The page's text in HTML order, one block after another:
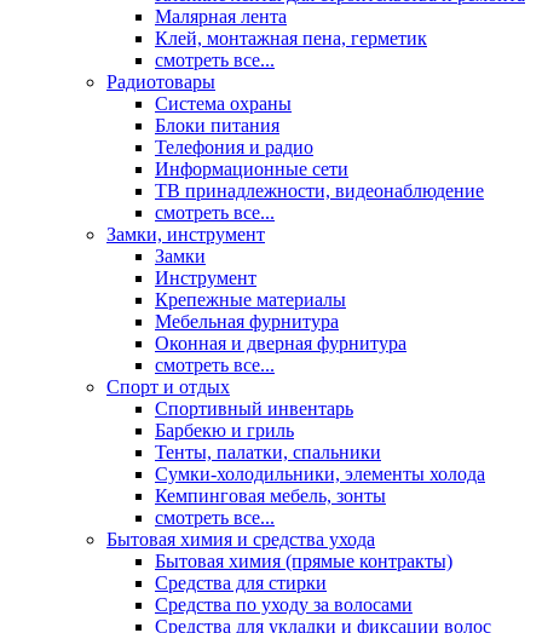
Малярная лента
Клей, монтажная пена, герметик
смотреть все...
Радиотовары
Система охраны
Блоки питания
Телефония и радио
Информационные сети
ТВ принадлежности, видеонаблюдение
смотреть все...
Замки, инструмент
Замки
Инструмент
Крепежные материалы
Мебельная фурнитура
Оконная и дверная фурнитура
смотреть все...
Спорт и отдых
Спортивный инвентарь
Барбекю и гриль
Тенты, палатки, спальники
Сумки-холодильники, элементы холода
Кемпинговая мебель, зонты
смотреть все...
Бытовая химия и средства ухода
Бытовая химия (прямые контракты)
Средства для стирки
Средства по уходу за волосами
Средства для укладки и фиксации волос